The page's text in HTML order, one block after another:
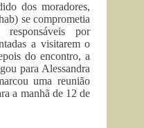
dos moradores,
se comprometia
por
a visitarem o
do encontro, a
para Alessandra
uma reunião
a manhã de 12 de